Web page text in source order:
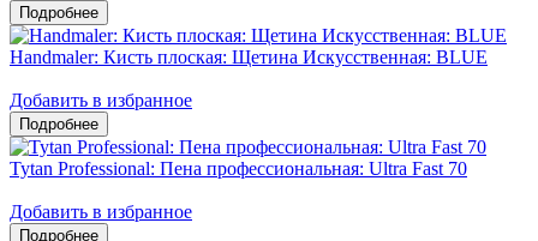
Handmaler: Кисть плоская: Щетина Искусственная: BLUE
Добавить в избранное
Tytan Professional: Пена профессиональная: Ultra Fast 70
Добавить в избранное